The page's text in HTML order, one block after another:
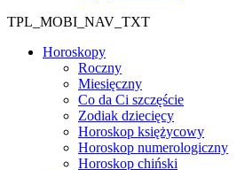
TPL_MOBI_NAV_TXT
Horoskopy
Roczny
Miesięczny
Co da Ci szczęście
Zodiak dziecięcy
Horoskop księżycowy
Horoskop numerologiczny
Horoskop chiński